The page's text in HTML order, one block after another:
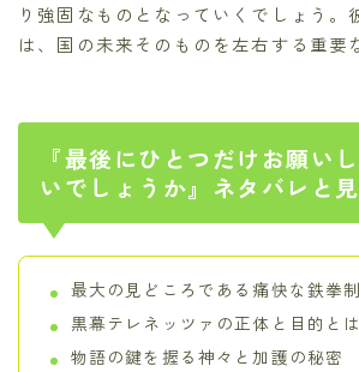
り強固なものとなっていくでしょう。
は、国の未来そのものを左右する重要
『最後にひとつだけお願い
いでしょうか』ネタバレと
最大の見どころである痛快な鉄拳
黒幕テレネッツァの正体と目的とは
物語の鍵を握る神々と加護の秘密